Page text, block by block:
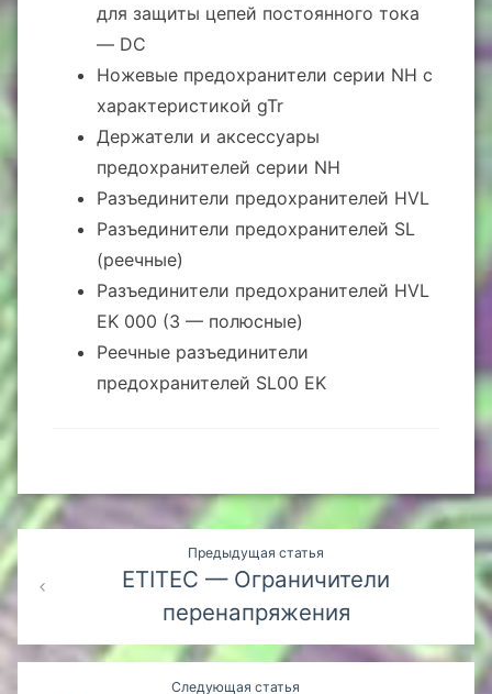
для защиты цепей постоянного тока
— DC
Ножевые предохранители серии NH с
характеристикой gTr
Держатели и аксессуары
предохранителей серии NH
Разъединители предохранителей HVL
Разъединители предохранителей SL
(реечные)
Разъединители предохранителей HVL
EK 000 (3 — полюсные)
Реечные разъединители
предохранителей SL00 EK
по
Предыдущая статья
ETITEC — Ограничители
перенапряжения
Следующая статья